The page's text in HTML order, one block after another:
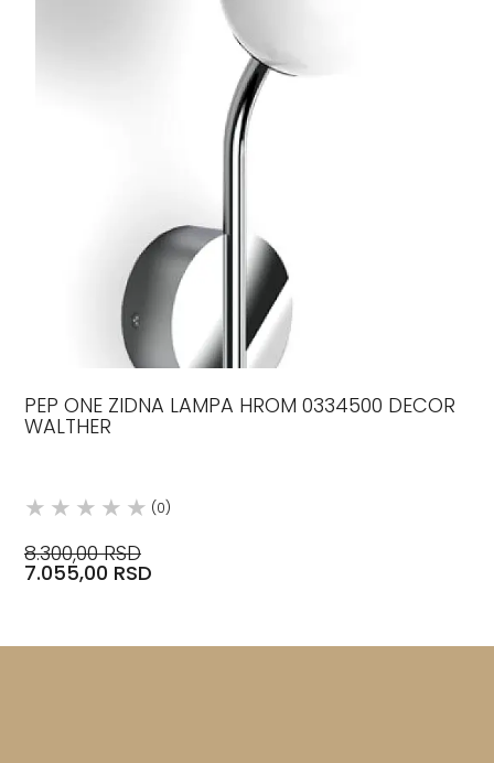
PEP ONE ZIDNA LAMPA HROM 0334500 DECOR
WALTHER
(0)
8.300,00 RSD
7.055,00 RSD